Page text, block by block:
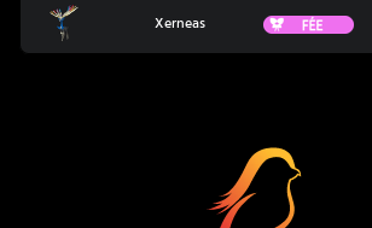
Xerneas Fée